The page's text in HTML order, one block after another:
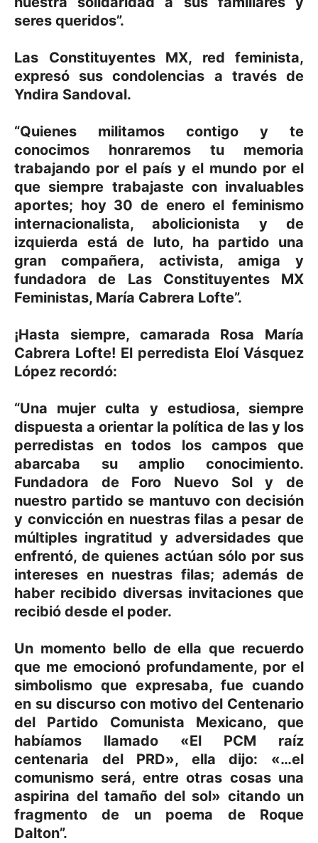
seres queridos”.
Las Constituyentes MX, red feminista,
expresó sus condolencias a través de
Yndira Sandoval.
“Quienes militamos contigo y te
conocimos honraremos tu memoria
trabajando por el país y el mundo por el
que siempre trabajaste con invaluables
aportes; hoy 30 de enero el feminismo
internacionalista, abolicionista y de
izquierda está de luto, ha partido una
gran compañera, activista, amiga y
fundadora de Las Constituyentes MX
Feministas, María Cabrera Lofte”.
¡Hasta siempre, camarada Rosa María
Cabrera Lofte! El perredista Eloí Vásquez
López recordó:
“Una mujer culta y estudiosa, siempre
dispuesta a orientar la política de las y los
perredistas en todos los campos que
abarcaba su amplio conocimiento.
Fundadora de Foro Nuevo Sol y de
nuestro partido se mantuvo con decisión
y convicción en nuestras filas a pesar de
múltiples ingratitud y adversidades que
enfrentó, de quienes actúan sólo por sus
intereses en nuestras filas; además de
haber recibido diversas invitaciones que
recibió desde el poder.
Un momento bello de ella que recuerdo
que me emocionó profundamente, por el
simbolismo que expresaba, fue cuando
en su discurso con motivo del Centenario
del Partido Comunista Mexicano, que
habíamos llamado «El PCM raíz
centenaria del PRD», ella dijo: «…el
comunismo será, entre otras cosas una
aspirina del tamaño del sol» citando un
fragmento de un poema de Roque
Dalton”.